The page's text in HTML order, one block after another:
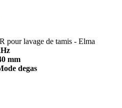
pour lavage de tamis - Elma
mm
degas